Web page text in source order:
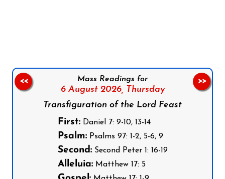
Mass Readings for
6 August 2026, Thursday
Transfiguration of the Lord Feast
First:Daniel 7: 9-10, 13-14
Psalm:Psalms 97: 1-2, 5-6, 9
Second:Second Peter 1: 16-19
Alleluia:Matthew 17: 5
<< >>